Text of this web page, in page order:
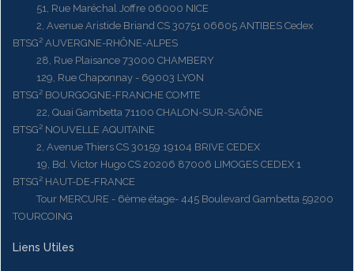
51, Rue Maréchal Joffre 06000 NICE
2, Avenue Aristide Briand CS 30751 06605 ANTIBES Cedex
BTSG² AUVERGNE-RHÔNE-ALPES
28, Rue Plaisance 73000 CHAMBERY
129, Rue Chaponnay - 69003 LYON
BTSG² BOURGOGNE-FRANCHE COMTE
22, Quai Gambetta 71100 CHALON-SUR-SAÔNE
BTSG² NOUVELLE AQUITAINE
2, Avenue Thiers CS 30159 19104 BRIVE CEDEX
19, Bd. Victor Hugo CS 20206 87006 LIMOGES CEDEX 1
BTSG² HAUT-DE-FRANCE
Tour MERCURE - 6ème étage- 445 Boulevard Gambetta 59200
TOURCOING
Liens Utiles